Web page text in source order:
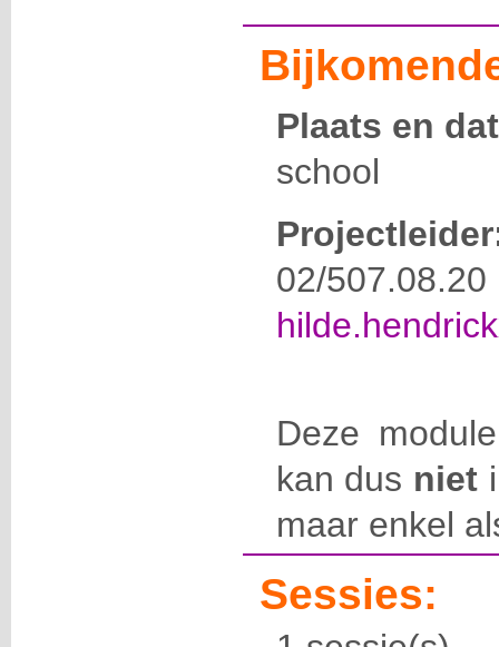
Plaats en
school
02/
Deze
kan dus niet
maar enkel
Sessies: